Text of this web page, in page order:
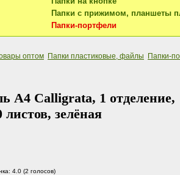
Папки с прижимом, планшеты
Папки-портфели
оптом Папки пластиковые, файлы Папки-
А4 Calligrata, 1 отделение,
зелёная
4.0 (2 голосов)